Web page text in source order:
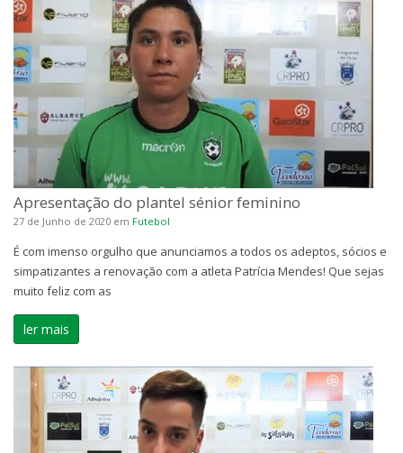
Apresentação do plantel sénior feminino
27 de Junho de 2020 em Futebol
É com imenso orgulho que anunciamos a todos os adeptos, sócios e
simpatizantes a renovação com a atleta Patrícia Mendes! Que sejas
muito feliz com as
ler mais